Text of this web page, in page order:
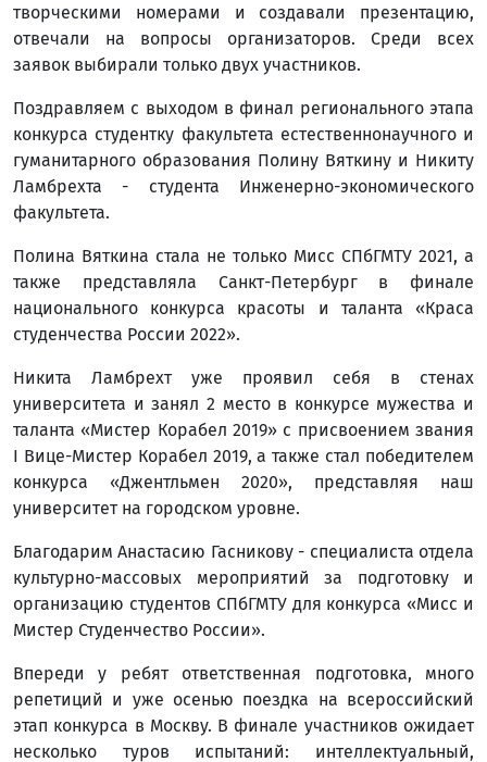
творческими номерами и создавали презентацию,
отвечали на вопросы организаторов. Среди всех
заявок выбирали только двух участников.
Поздравляем с выходом в финал регионального этапа
конкурса студентку факультета естественнонаучного и
гуманитарного образования Полину Вяткину и Никиту
Ламбрехта - студента Инженерно-экономического
факультета.
Полина Вяткина стала не только Мисс СПбГМТУ 2021, а
также представляла Санкт-Петербург в финале
национального конкурса красоты и таланта «Краса
студенчества России 2022».
Никита Ламбрехт уже проявил себя в стенах
университета и занял 2 место в конкурсе мужества и
таланта «Мистер Корабел 2019» с присвоением звания
I Вице-Мистер Корабел 2019, а также стал победителем
конкурса «Джентльмен 2020», представляя наш
университет на городском уровне.
Благодарим Анастасию Гасникову - специалиста отдела
культурно-массовых мероприятий за подготовку и
организацию студентов СПбГМТУ для конкурса «Мисс и
Мистер Студенчество России».
Впереди у ребят ответственная подготовка, много
репетиций и уже осенью поездка на всероссийский
этап конкурса в Москву. В финале участников ожидает
несколько туров испытаний: интеллектуальный,